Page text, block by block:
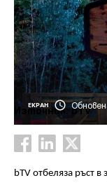
ЕКРАН
Източник: bTV
bTV отбеляза ръст в